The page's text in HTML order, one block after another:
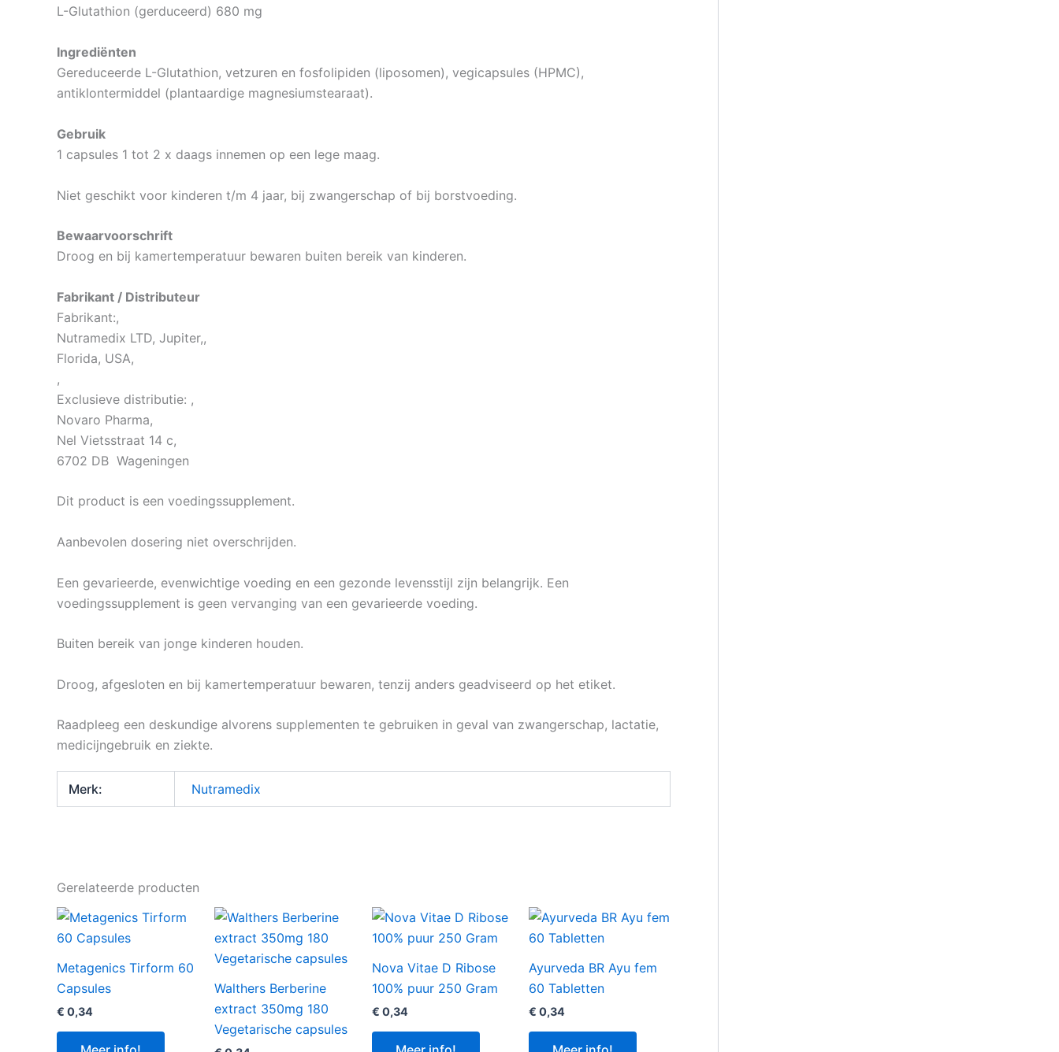
L-Glutathion (gerduceerd) 680 mg
Ingrediënten
Gereduceerde L-Glutathion, vetzuren en fosfolipiden (liposomen), vegicapsules (HPMC),
antiklontermiddel (plantaardige magnesiumstearaat).
Gebruik
1 capsules 1 tot 2 x daags innemen op een lege maag.
Niet geschikt voor kinderen t/m 4 jaar, bij zwangerschap of bij borstvoeding.
Bewaarvoorschrift
Droog en bij kamertemperatuur bewaren buiten bereik van kinderen.
Fabrikant / Distributeur
Fabrikant:,
Nutramedix LTD, Jupiter,,
Florida, USA,
,
Exclusieve distributie: ,
Novaro Pharma,
Nel Vietsstraat 14 c,
6702 DB Wageningen
Dit product is een voedingssupplement.
Aanbevolen dosering niet overschrijden.
Een gevarieerde, evenwichtige voeding en een gezonde levensstijl zijn belangrijk. Een
voedingssupplement is geen vervanging van een gevarieerde voeding.
Buiten bereik van jonge kinderen houden.
Droog, afgesloten en bij kamertemperatuur bewaren, tenzij anders geadviseerd op het etiket.
Raadpleeg een deskundige alvorens supplementen te gebruiken in geval van zwangerschap, lactatie,
medicijngebruik en ziekte.
Merk: Nutramedix
Gerelateerde producten
Metagenics Tirform 60
Capsules
€ 0,34
Walthers Berberine
extract 350mg 180
Vegetarische capsules
Nova Vitae D Ribose
100% puur 250 Gram
€ 0,34
Ayurveda BR Ayu fem
60 Tabletten
€ 0,34